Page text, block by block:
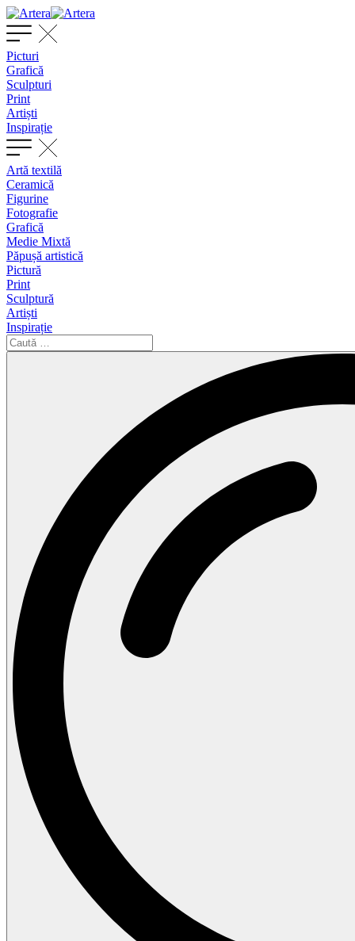
Picturi
Grafică
Sculpturi
Print
Artiști
Inspirație
Artă textilă
Ceramică
Figurine
Fotografie
Grafică
Medie Mixtă
Păpușă artistică
Pictură
Print
Sculptură
Artiști
Inspirație